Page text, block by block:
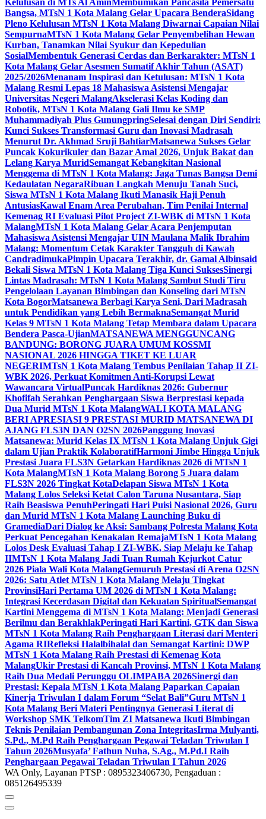
Kelulusan di MTs Al Amin Membumikan Pancasila Pemersatu
Bangsa, MTsN 1 Kota Malang Gelar Upacara BenderaSidang
Pleno Kelulusan MTsN 1 Kota Malang Diwarnai Capaian Nilai
SempurnaMTsN 1 Kota Malang Gelar Penyembelihan Hewan
Kurban, Tanamkan Nilai Syukur dan Kepedulian
SosialMembentuk Generasi Cerdas dan Berkarakter: MTsN 1
Kota Malang Gelar Asesmen Sumatif Akhir Tahun (ASAT)
2025/2026Menanam Inspirasi dan Ketulusan: MTsN 1 Kota
Malang Resmi Lepas 18 Mahasiswa Asistensi Mengajar
Universitas Negeri MalangAkselerasi Kelas Koding dan
Robotik, MTsN 1 Kota Malang Gali Ilmu ke SMP
Muhammadiyah Plus GunungpringSelesai dengan Diri Sendiri:
Kunci Sukses Transformasi Guru dan Inovasi Madrasah
Menurut Dr. Akhmad Sruji BahtiarMatsanewa Sukses Gelar
Puncak Kokurikuler dan Bazar Amal 2026, Unjuk Bakat dan
Lelang Karya MuridSemangat Kebangkitan Nasional
Menggema di MTsN 1 Kota Malang: Jaga Tunas Bangsa Demi
Kedaulatan NegaraRibuan Langkah Menuju Tanah Suci,
Siswa MTsN 1 Kota Malang Ikuti Manasik Haji Penuh
AntusiasKawal Enam Area Perubahan, Tim Penilai Internal
Kemenag RI Evaluasi Pilot Project ZI-WBK di MTsN 1 Kota
MalangMTsN 1 Kota Malang Gelar Acara Penjemputan
Mahasiswa Asistensi Mengajar UIN Maulana Malik Ibrahim
Malang: Momentum Cetak Karakter Tangguh di Kawah
CandradimukaPimpin Upacara Terakhir, dr. Gamal Albinsaid
Bekali Siswa MTsN 1 Kota Malang Tiga Kunci SuksesSinergi
Lintas Madrasah: MTsN 1 Kota Malang Sambut Studi Tiru
Pengelolaan Layanan Bimbingan dan Konseling dari MTsN
Kota BogorMatsanewa Berbagi Karya Seni, Dari Madrasah
untuk Pendidikan yang Lebih BermaknaSemangat Murid
Kelas 9 MTsN 1 Kota Malang Tetap Membara dalam Upacara
Bendera Pasca-UjianMATSANEWA MENGGUNCANG
BANDUNG: BORONG JUARA UMUM KOSSMI
NASIONAL 2026 HINGGA TIKET KE LUAR
NEGERIMTsN 1 Kota Malang Tembus Penilaian Tahap II ZI-
WBK 2026, Perkuat Komitmen Anti-Korupsi Lewat
Wawancara VirtualPuncak Hardiknas 2026: Gubernur
Khofifah Serahkan Penghargaan Siswa Berprestasi kepada
Dua Murid MTsN 1 Kota MalangWALI KOTA MALANG
BERI APRESIASI 9 PRESTASI MURID MATSANEWA DI
AJANG FLS3N DAN O2SN 2026Panggung Inovasi
Matsanewa: Murid Kelas IX MTsN 1 Kota Malang Unjuk Gigi
dalam Ujian Praktik KolaboratifHarmoni Jimbe Hingga Unjuk
Prestasi Juara FLS3N Getarkan Hardiknas 2026 di MTsN 1
Kota MalangMTsN 1 Kota Malang Borong 5 Juara dalam
FLS3N 2026 Tingkat KotaDelapan Siswa MTsN 1 Kota
Malang Lolos Seleksi Ketat Calon Taruna Nusantara, Siap
Raih Beasiswa PenuhPeringati Hari Puisi Nasional 2026, Guru
dan Murid MTsN 1 Kota Malang Launching Buku di
GramediaDari Dialog ke Aksi: Sambang Polresta Malang Kota
Perkuat Pencegahan Kenakalan RemajaMTsN 1 Kota Malang
Lolos Desk Evaluasi Tahap I ZI-WBK, Siap Melaju ke Tahap
IIMTsN 1 Kota Malang Jadi Tuan Rumah Kejurkot Catur
2026 Piala Wali Kota MalangGemuruh Prestasi di Arena O2SN
2026: Satu Atlet MTsN 1 Kota Malang Melaju Tingkat
ProvinsiHari Pertama UM 2026 di MTsN 1 Kota Malang:
Integrasi Kecerdasan Digital dan Kekuatan SpiritualSemangat
Kartini Menggema di MTsN 1 Kota Malang: Menjadi Generasi
Berilmu dan BerakhlakPeringati Hari Kartini, GTK dan Siswa
MTsN 1 Kota Malang Raih Penghargaan Literasi dari Menteri
Agama RIRefleksi Halalbihalal dan Semangat Kartini: DWP
MTsN 1 Kota Malang Raih Prestasi di Kemenag Kota
MalangUkir Prestasi di Kancah Provinsi, MTsN 1 Kota Malang
Raih Dua Medali Perunggu OLIMPABA 2026Sinergi dan
Prestasi: Kepala MTsN 1 Kota Malang Paparkan Capaian
Kinerja Triwulan I dalam Forum “Selat Bali”Guru MTsN 1
Kota Malang Beri Materi Pentingnya Generasi Literat di
Workshop SMK TelkomTim ZI Matsanewa Ikuti Bimbingan
Teknis Penilaian Pembangunan Zona IntegritasIrma Mulyanti,
S.Pd., M.Pd Raih Penghargaan Pegawai Teladan Triwulan I
Tahun 2026Musyafa’ Fathun Nuha, S.Ag., M.Pd.I Raih
Penghargaan Pegawai Teladan Triwulan I Tahun 2026
WA Only, Layanan PTSP : 0895323406730, Pengaduan :
085126495339